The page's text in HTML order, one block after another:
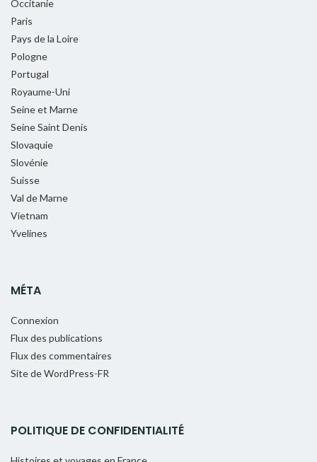
Occitanie
Paris
Pays de la Loire
Pologne
Portugal
Royaume-Uni
Seine et Marne
Seine Saint Denis
Slovaquie
Slovénie
Suisse
Val de Marne
Vietnam
Yvelines
MÉTA
Connexion
Flux des publications
Flux des commentaires
Site de WordPress-FR
POLITIQUE DE CONFIDENTIALITÉ